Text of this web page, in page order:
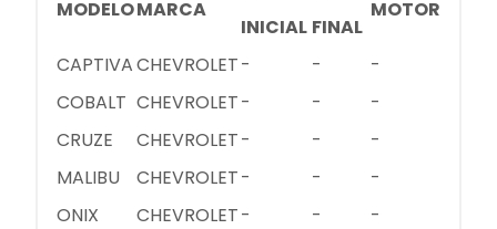
MODELOMARCA
INICIAL FINAL
MOTOR
CAPTIVACHEVROLET- -
-
COBALT CHEVROLET- -
-
CRUZE
CHEVROLET- -
-
MALIBU
CHEVROLET- -
-
ONIX
CHEVROLET- -
-